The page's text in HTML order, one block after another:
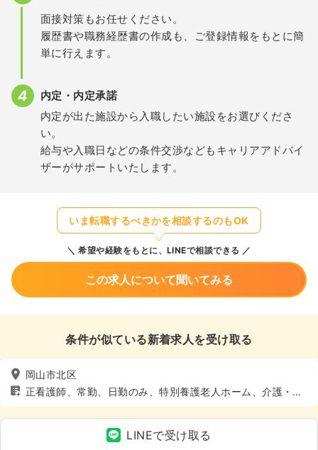
面接対策もお任せください。
履歴書や職務経歴書の作成も、ご登録情報をもとに簡
単に行えます。
内定・内定承諾
内定が出た施設から入職したい施設をお選びくださ
い。
給与や入職日などの条件交渉などもキャリアアドバイ
ザーがサポートいたします。
いま転職するべきかを相談するのもOK
希望や経験をもとに、LINEで相談できる
この求人について聞いてみる
条件が似ている新着求人を受け取る
岡山市北区
正看護師、常勤、日勤のみ、特別養護老人ホーム、介護・福
祉系
LINEで受け取る